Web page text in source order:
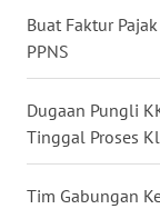
Buat Faktur
PPNS
Dugaan Pungli
Tinggal Proses
Tim Gabungan
KALBAR
KALTENG
KALTARA